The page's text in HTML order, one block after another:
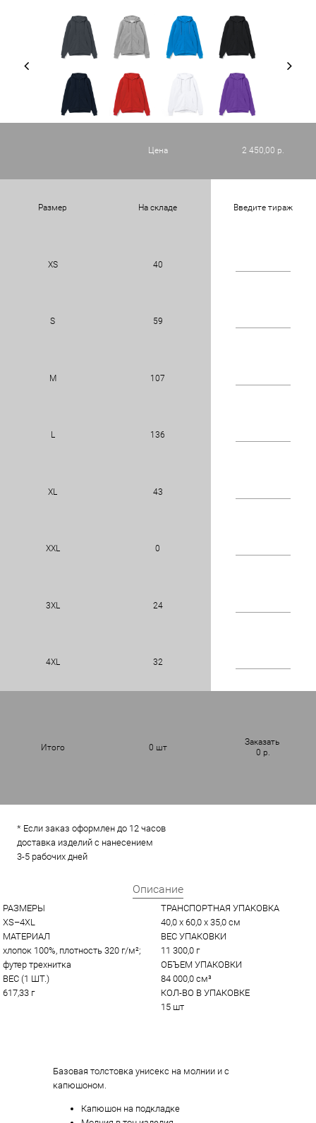
Цена 2 450,00 р.
Размер На складе Введите тираж
XS 40
S 59
M 107
L 136
XL 43
XXL 0
3XL 24
4XL 32
Итого 0 шт
Заказать
0 р.
* Если заказ оформлен до 12 часов
доставка изделий с нанесением
3-5 рабочих дней
Описание
РАЗМЕРЫ
XS–4XL
МАТЕРИАЛ
хлопок 100%, плотность 320 г/м²;
футер трехнитка
ВЕС (1 ШТ.)
617,33 г
ТРАНСПОРТНАЯ УПАКОВКА
40,0 x 60,0 x 35,0 см
ВЕС УПАКОВКИ
11 300,0 г
ОБЪЕМ УПАКОВКИ
84 000,0 см³
КОЛ-ВО В УПАКОВКЕ
15 шт
Базовая толстовка унисекс на молнии и с
капюшоном.
Капюшон на подкладке